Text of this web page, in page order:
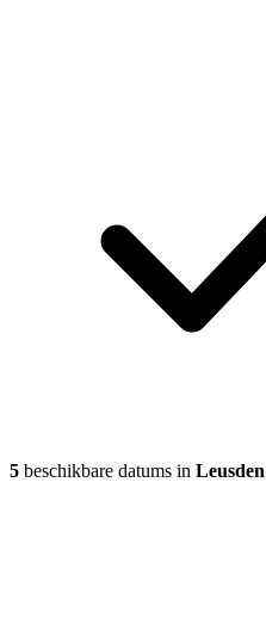
5 beschikbare datums in Leusden